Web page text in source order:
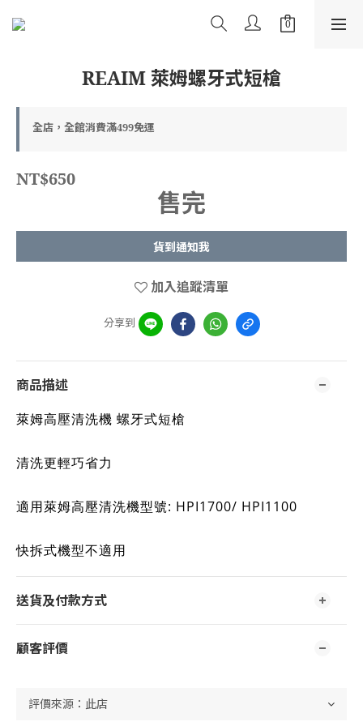
REAIM 萊姆螺牙式短槍
全店，全館消費滿499免運
NT$650
售完
貨到通知我
加入追蹤清單
分享到
商品描述
萊姆高壓清洗機 螺牙式短槍
清洗更輕巧省力
適用萊姆高壓清洗機型號: HPI1700/ HPI1100
快拆式機型不適用
送貨及付款方式
顧客評價